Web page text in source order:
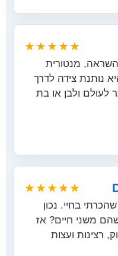
★★★★★
מנטורית
נותנת צידה לדרך
לעולם ולבן או בת
★★★★★
בחיי. נכון
משני חיים? אז
רצינות ועצות